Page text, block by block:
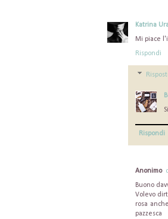
Katrina
Mi piace
Rispondi
Rispondi
Anonimo
Buono
Volevo
rosa
pazzesca